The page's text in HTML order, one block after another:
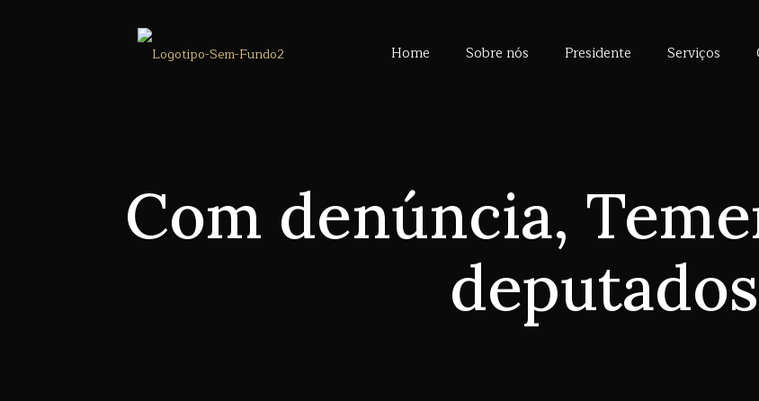
Home Sobre nós Presidente Serviços
Com denúncia,
deputados